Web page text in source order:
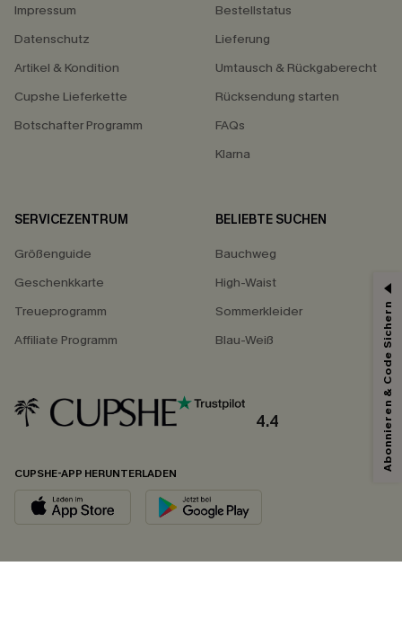
Impressum
Datenschutz
Artikel & Kondition
Cupshe Lieferkette
Botschafter Programm
Bestellstatus
Lieferung
Umtausch & Rückgaberecht
Rücksendung starten
FAQs
Klarna
SERVICEZENTRUM
Größenguide
Geschenkkarte
Treueprogramm
Affiliate Programm
BELIEBTE SUCHEN
Bauchweg
High-Waist
Sommerkleider
Blau-Weiß
4.4
CUPSHE-APP HERUNTERLADEN
Abonnieren & Code Sichern